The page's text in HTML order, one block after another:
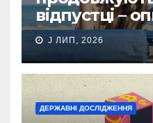
відпустці –
J ЛИП, 2026
ДЕРЖАВНІ ДОСЛІДЖЕННЯ